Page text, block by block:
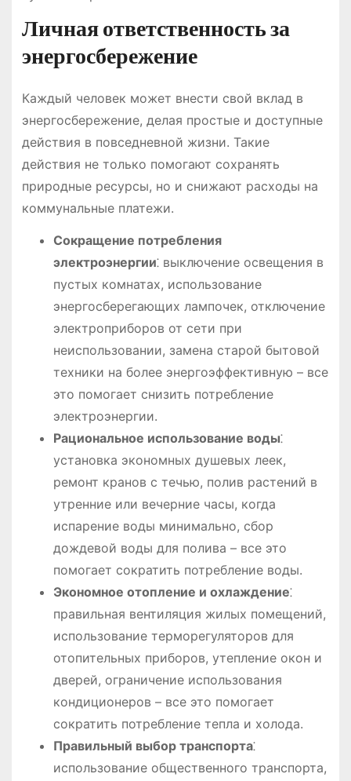
Личная ответственность за
энергосбережение
Каждый человек может внести свой вклад в
энергосбережение, делая простые и доступные
действия в повседневной жизни. Такие
действия не только помогают сохранять
природные ресурсы, но и снижают расходы на
коммунальные платежи.
Сокращение потребления
электроэнергии⁚ выключение освещения в
пустых комнатах, использование
энергосберегающих лампочек, отключение
электроприборов от сети при
неиспользовании, замена старой бытовой
техники на более энергоэффективную – все
это помогает снизить потребление
электроэнергии.
Рациональное использование воды⁚
установка экономных душевых леек,
ремонт кранов с течью, полив растений в
утренние или вечерние часы, когда
испарение воды минимально, сбор
дождевой воды для полива – все это
помогает сократить потребление воды.
Экономное отопление и охлаждение⁚
правильная вентиляция жилых помещений,
использование терморегуляторов для
отопительных приборов, утепление окон и
дверей, ограничение использования
кондиционеров – все это помогает
сократить потребление тепла и холода.
Правильный выбор транспорта⁚
использование общественного транспорта,